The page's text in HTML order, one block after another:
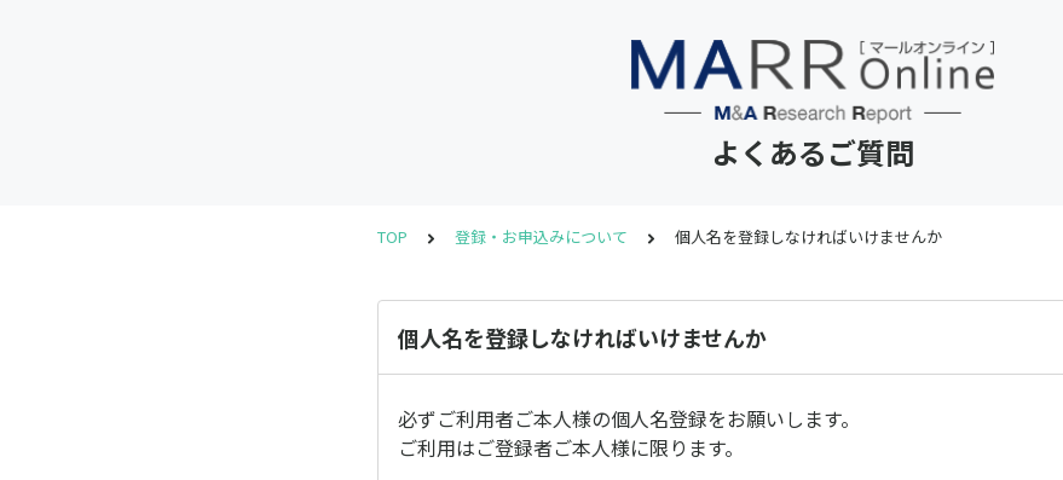
よくあるご質問
TOP 登録・お申込みについて 個人名を登録しなければいけませんか
個人名を登録しなければいけませんか
必ずご利用者ご本人様の個人名登録をお願いします。
ご利用はご登録者ご本人様に限ります。